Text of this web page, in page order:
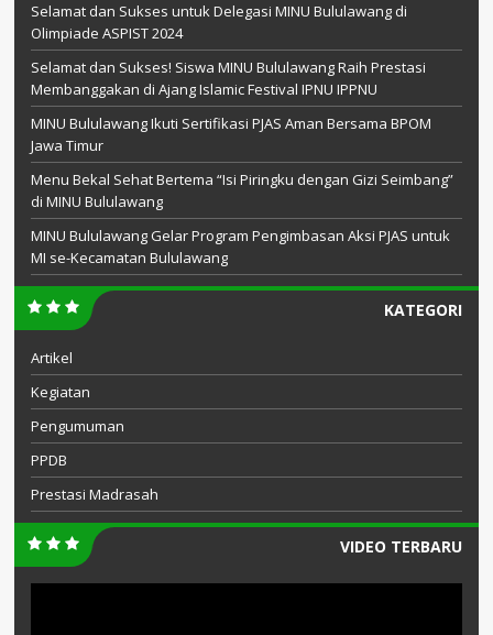
Selamat dan Sukses untuk Delegasi MINU Bululawang di
Olimpiade ASPIST 2024
Selamat dan Sukses! Siswa MINU Bululawang Raih Prestasi
Membanggakan di Ajang Islamic Festival IPNU IPPNU
MINU Bululawang Ikuti Sertifikasi PJAS Aman Bersama BPOM
Jawa Timur
Menu Bekal Sehat Bertema “Isi Piringku dengan Gizi Seimbang”
di MINU Bululawang
MINU Bululawang Gelar Program Pengimbasan Aksi PJAS untuk
MI se-Kecamatan Bululawang
KATEGORI
Artikel
Kegiatan
Pengumuman
PPDB
Prestasi Madrasah
VIDEO TERBARU